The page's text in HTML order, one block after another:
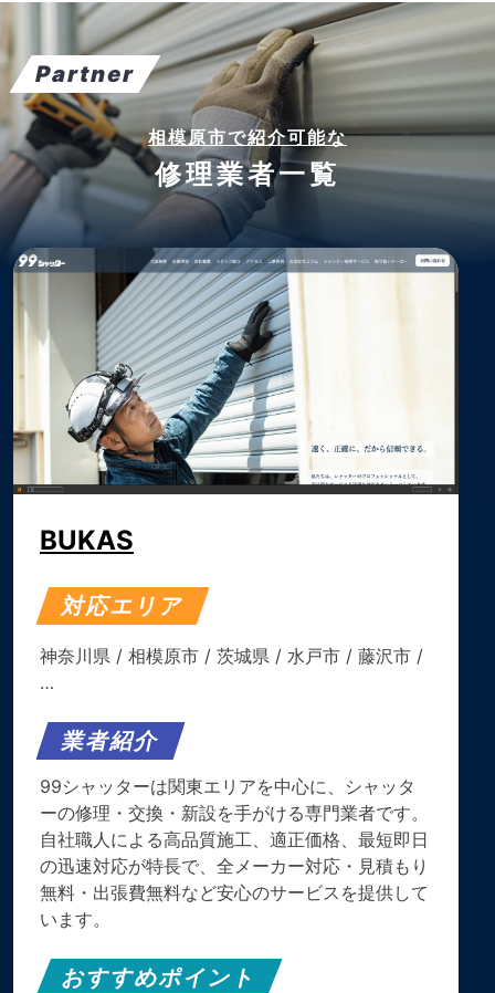
Partner
相模原市で紹介可能な
修理業者一覧
BUKAS
対応エリア
神奈川県 / 相模原市 / 茨城県 / 水戸市 / 藤沢市 /
…
業者紹介
99シャッターは関東エリアを中心に、シャッタ
ーの修理・交換・新設を手がける専門業者です。
自社職人による高品質施工、適正価格、最短即日
の迅速対応が特長で、全メーカー対応・見積もり
無料・出張費無料など安心のサービスを提供して
います。
おすすめポイント